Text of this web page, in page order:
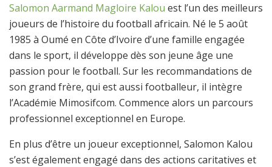
Salomon Aarmand Magloire Kalou est l’un des meilleurs
joueurs de l’histoire du football africain. Né le 5 août
1985 à Oumé en Côte d’Ivoire d’une famille engagée
dans le sport, il développe dès son jeune âge une
passion pour le football. Sur les recommandations de
son grand frère, qui est aussi footballeur, il intègre
l’Académie Mimosifcom. Commence alors un parcours
professionnel exceptionnel en Europe.
En plus d’être un joueur exceptionnel, Salomon Kalou
s’est également engagé dans des actions caritatives et